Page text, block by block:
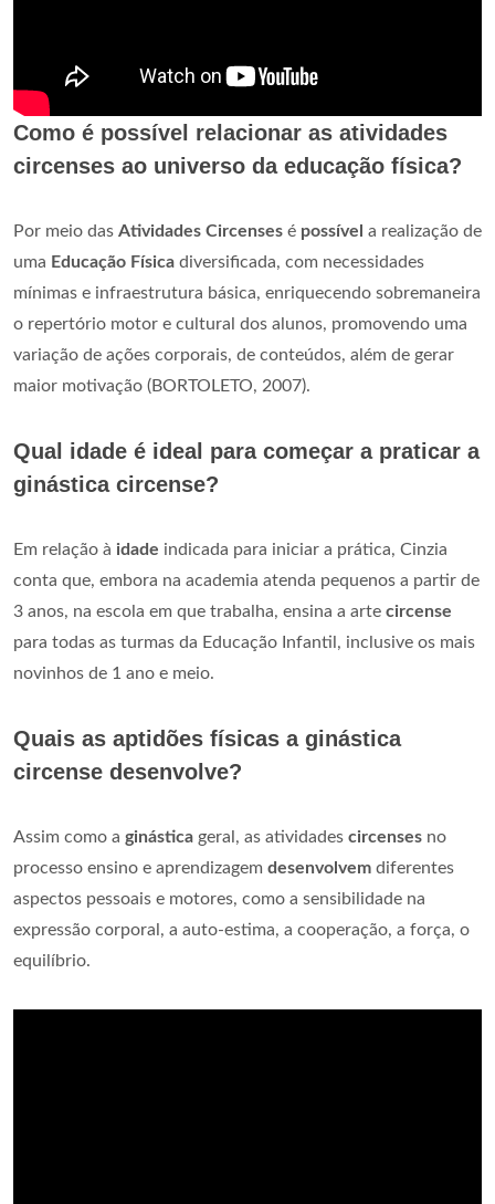
Como é possível relacionar as atividades
circenses ao universo da educação física?
Por meio das Atividades Circenses é possível a realização de
uma Educação Física diversificada, com necessidades
mínimas e infraestrutura básica, enriquecendo sobremaneira
o repertório motor e cultural dos alunos, promovendo uma
variação de ações corporais, de conteúdos, além de gerar
maior motivação (BORTOLETO, 2007).
Qual idade é ideal para começar a praticar a
ginástica circense?
Em relação à idade indicada para iniciar a prática, Cinzia
conta que, embora na academia atenda pequenos a partir de
3 anos, na escola em que trabalha, ensina a arte circense
para todas as turmas da Educação Infantil, inclusive os mais
novinhos de 1 ano e meio.
Quais as aptidões físicas a ginástica
circense desenvolve?
Assim como a ginástica geral, as atividades circenses no
processo ensino e aprendizagem desenvolvem diferentes
aspectos pessoais e motores, como a sensibilidade na
expressão corporal, a auto-estima, a cooperação, a força, o
equilíbrio.